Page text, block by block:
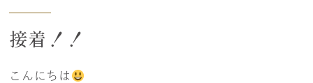
接着！！
こんにちは